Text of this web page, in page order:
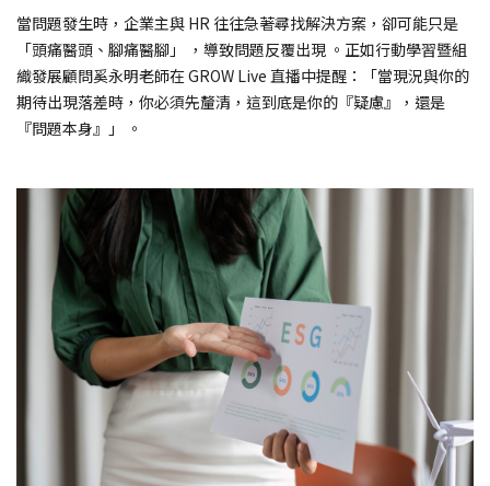
當問題發生時，企業主與 HR 往往急著尋找解決方案，卻可能只是
「頭痛醫頭、腳痛醫腳」 ，導致問題反覆出現 。正如行動學習暨組
織發展顧問奚永明老師在 GROW Live 直播中提醒：「當現況與你的
期待出現落差時，你必須先釐清，這到底是你的『疑慮』，還是
『問題本身』」 。